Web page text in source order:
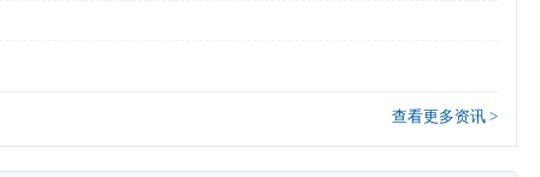
查看更多资讯 >